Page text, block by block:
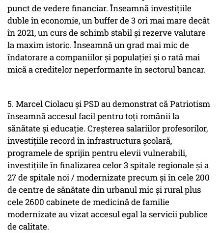
punct de vedere financiar. Înseamnă investițiile
duble în economie, un buffer de 3 ori mai mare decât
în 2021, un curs de schimb stabil și rezerve valutare
la maxim istoric. Înseamnă un grad mai mic de
îndatorare a companiilor și populației și o rată mai
mică a creditelor neperformante în sectorul bancar.
5. Marcel Ciolacu și PSD au demonstrat că Patriotism
înseamnă accesul facil pentru toți românii la
sănătate și educație. Creșterea salariilor profesorilor,
investițiile record în infrastructura școlară,
programele de sprijin pentru elevii vulnerabili,
investițiile în finalizarea celor 3 spitale regionale și a
27 de spitale noi / modernizate precum și în cele 200
de centre de sănătate din urbanul mic și rural plus
cele 2600 cabinete de medicină de familie
modernizate au vizat accesul egal la servicii publice
de calitate.